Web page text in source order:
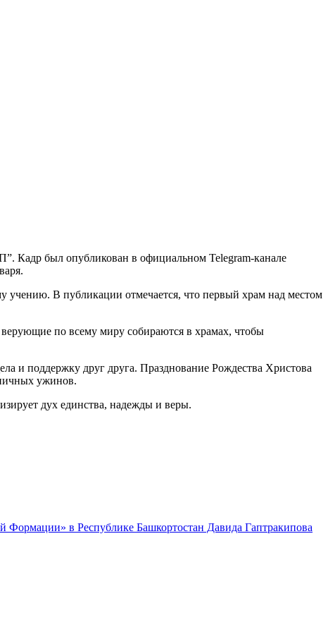
Кадр был опубликован в официальном Telegram-канале
учению. В публикации отмечается, что первый храм над местом
по всему миру собираются в храмах, чтобы
и поддержку друг друга. Празднование Рождества Христова
ужинов.
дух единства, надежды и веры.
Формации» в Республике Башкортостан Давида Гаптракипова